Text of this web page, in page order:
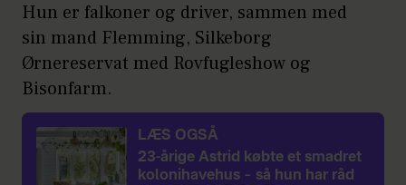
Hun er falkoner og driver, sammen med
sin mand Flemming, Silkeborg
Ørnereservat med Rovfugleshow og
Bisonfarm.
LÆS OGSÅ
23-årige Astrid købte et smadret
kolonihavehus – så hun har råd